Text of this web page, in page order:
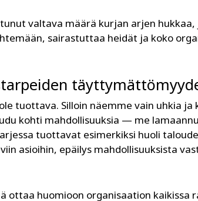
valtava määrä kurjan arjen
sairastuttaa heidät ja koko
tuottava. Silloin näemme vain uhkia
kohti mahdollisuuksia — me
tuottavat esimerkiksi huoli
asioihin, epäilys mahdollisuuksista
ottaa huomioon organisaation kaikissa